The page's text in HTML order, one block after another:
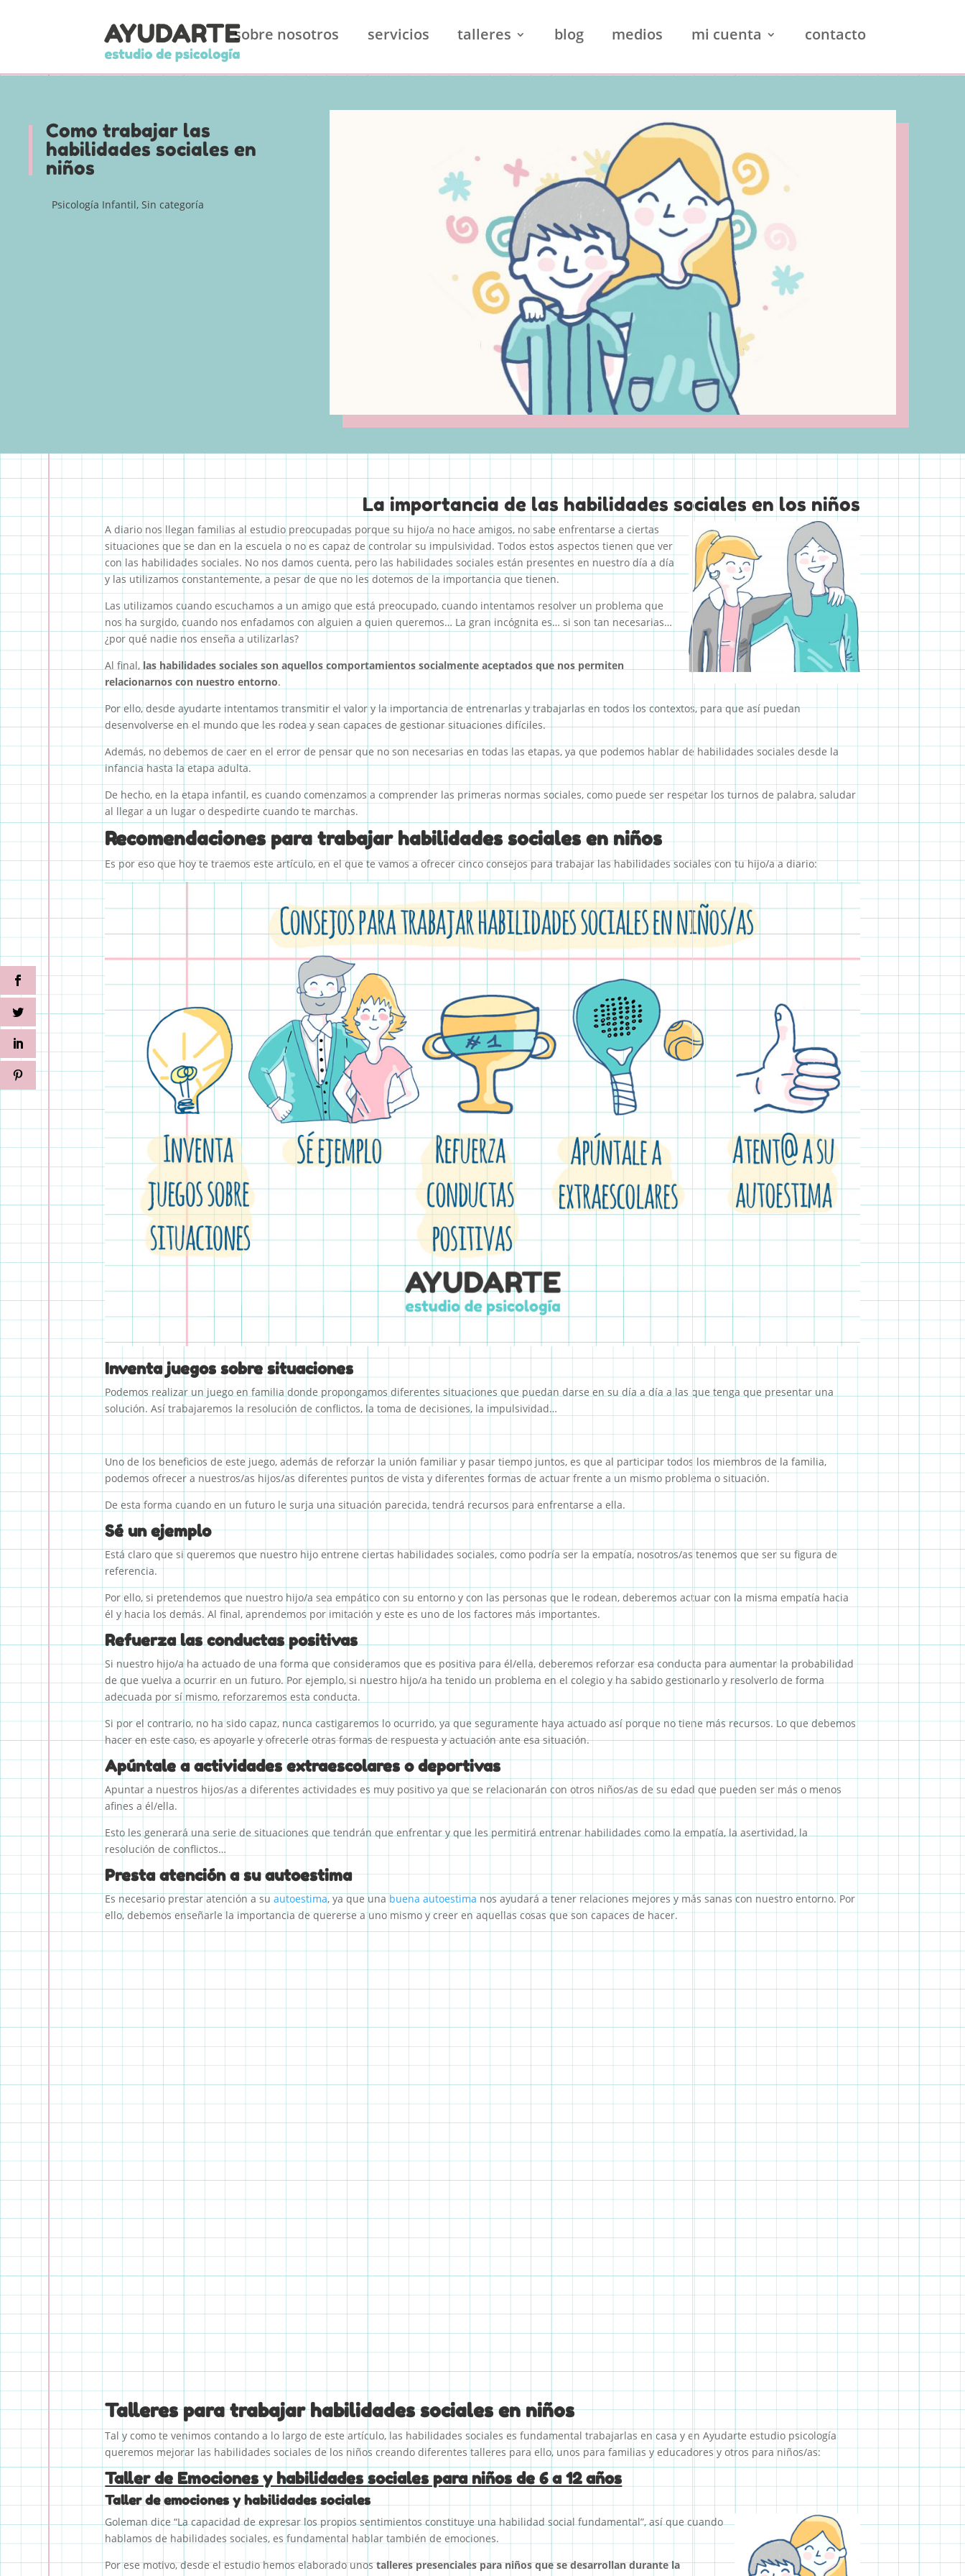
sobre nosotros servicios talleres blog medios mi cuenta contacto
Como trabajar las
habilidades sociales en
niños
Psicología Infantil, Sin categoría
La importancia de las habilidades sociales en los niños
A diario nos llegan familias al estudio preocupadas porque su hijo/a no hace amigos, no sabe enfrentarse a ciertas
situaciones que se dan en la escuela o no es capaz de controlar su impulsividad. Todos estos aspectos tienen que ver
con las habilidades sociales. No nos damos cuenta, pero las habilidades sociales están presentes en nuestro día a día
y las utilizamos constantemente, a pesar de que no les dotemos de la importancia que tienen.
Las utilizamos cuando escuchamos a un amigo que está preocupado, cuando intentamos resolver un problema que
nos ha surgido, cuando nos enfadamos con alguien a quien queremos… La gran incógnita es… si son tan necesarias…
¿por qué nadie nos enseña a utilizarlas?
Al final, las habilidades sociales son aquellos comportamientos socialmente aceptados que nos permiten
relacionarnos con nuestro entorno.
Por ello, desde ayudarte intentamos transmitir el valor y la importancia de entrenarlas y trabajarlas en todos los contextos, para que así puedan
desenvolverse en el mundo que les rodea y sean capaces de gestionar situaciones difíciles.
Además, no debemos de caer en el error de pensar que no son necesarias en todas las etapas, ya que podemos hablar de habilidades sociales desde la
infancia hasta la etapa adulta.
De hecho, en la etapa infantil, es cuando comenzamos a comprender las primeras normas sociales, como puede ser respetar los turnos de palabra, saludar
al llegar a un lugar o despedirte cuando te marchas.
Recomendaciones para trabajar habilidades sociales en niños
Es por eso que hoy te traemos este artículo, en el que te vamos a ofrecer cinco consejos para trabajar las habilidades sociales con tu hijo/a a diario:
Inventa juegos sobre situaciones
Podemos realizar un juego en familia donde propongamos diferentes situaciones que puedan darse en su día a día a las que tenga que presentar una
solución. Así trabajaremos la resolución de conflictos, la toma de decisiones, la impulsividad…
Uno de los beneficios de este juego, además de reforzar la unión familiar y pasar tiempo juntos, es que al participar todos los miembros de la familia,
podemos ofrecer a nuestros/as hijos/as diferentes puntos de vista y diferentes formas de actuar frente a un mismo problema o situación.
De esta forma cuando en un futuro le surja una situación parecida, tendrá recursos para enfrentarse a ella.
Sé un ejemplo
Está claro que si queremos que nuestro hijo entrene ciertas habilidades sociales, como podría ser la empatía, nosotros/as tenemos que ser su figura de
referencia.
Por ello, si pretendemos que nuestro hijo/a sea empático con su entorno y con las personas que le rodean, deberemos actuar con la misma empatía hacia
él y hacia los demás. Al final, aprendemos por imitación y este es uno de los factores más importantes.
Refuerza las conductas positivas
Si nuestro hijo/a ha actuado de una forma que consideramos que es positiva para él/ella, deberemos reforzar esa conducta para aumentar la probabilidad
de que vuelva a ocurrir en un futuro. Por ejemplo, si nuestro hijo/a ha tenido un problema en el colegio y ha sabido gestionarlo y resolverlo de forma
adecuada por sí mismo, reforzaremos esta conducta.
Si por el contrario, no ha sido capaz, nunca castigaremos lo ocurrido, ya que seguramente haya actuado así porque no tiene más recursos. Lo que debemos
hacer en este caso, es apoyarle y ofrecerle otras formas de respuesta y actuación ante esa situación.
Apúntale a actividades extraescolares o deportivas
Apuntar a nuestros hijos/as a diferentes actividades es muy positivo ya que se relacionarán con otros niños/as de su edad que pueden ser más o menos
afines a él/ella.
Esto les generará una serie de situaciones que tendrán que enfrentar y que les permitirá entrenar habilidades como la empatía, la asertividad, la
resolución de conflictos…
Presta atención a su autoestima
Es necesario prestar atención a suautoestima, ya que una buena autoestima nos ayudará a tener relaciones mejores y más sanas con nuestro entorno. Por
ello, debemos enseñarle la importancia de quererse a uno mismo y creer en aquellas cosas que son capaces de hacer.
Talleres para trabajar habilidades sociales en niños
Tal y como te venimos contando a lo largo de este artículo, las habilidades sociales es fundamental trabajarlas en casa y en Ayudarte estudio psicología
queremos mejorar las habilidades sociales de los niños creando diferentes talleres para ello, unos para familias y educadores y otros para niños/as:
Taller de Emociones y habilidades sociales para niños de 6 a 12 años
Taller de emociones y habilidades sociales
Goleman dice “La capacidad de expresar los propios sentimientos constituye una habilidad social fundamental”, así que cuando
hablamos de habilidades sociales, es fundamental hablar también de emociones.
Por ese motivo, desde el estudio hemos elaborado unostalleres presenciales para niños que se desarrollan durante la